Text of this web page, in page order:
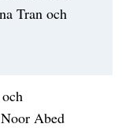
Tran och
Abed